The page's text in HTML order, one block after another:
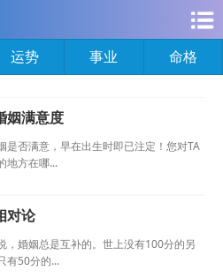
运势 事业 命格
姻满意度
是否满意，早在出生时即已注定！您对TA
地方在哪...
对论
，婚姻总是互补的。世上没有100分的另
有50分的...